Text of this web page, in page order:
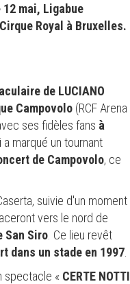
12 mai, Ligabue
Royal à Bruxelles.
de LUCIANO
Campovolo (RCF Arena
ses fidèles fans à
a marqué un tournant
de Campovolo, ce
suivie d'un moment
vers le nord de
San Siro . Ce lieu revêt
dans un stade en 1997
spectacle « CERTE NOTTI